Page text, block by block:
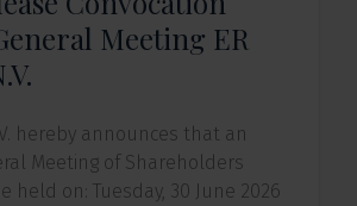
Meeting ER
hereby announces that an
Meeting of Shareholders
held on: Tuesday, 30 June 2026